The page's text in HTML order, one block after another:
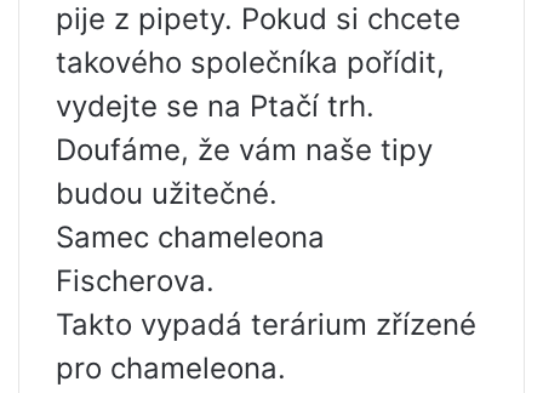
pije z pipety. Pokud si chcete
takového společníka pořídit,
vydejte se na Ptačí trh.
Doufáme, že vám naše tipy
budou užitečné.
Samec chameleona
Fischerova.
Takto vypadá terárium zřízené
pro chameleona.